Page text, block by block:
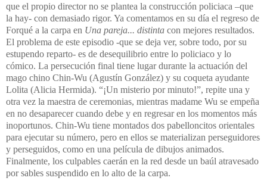
que el propio director no se plantea la construcción policiaca –que
la hay- con demasiado rigor. Ya comentamos en su día el regreso de
Forqué a la carpa en Una pareja... distinta con mejores resultados.
El problema de este episodio -que se deja ver, sobre todo, por su
estupendo reparto- es de desequilibrio entre lo policiaco y lo
cómico. La persecución final tiene lugar durante la actuación del
mago chino Chin-Wu (Agustín González) y su coqueta ayudante
Lolita (Alicia Hermida). “¡Un misterio por minuto!”, repite una y
otra vez la maestra de ceremonias, mientras madame Wu se empeña
en no desaparecer cuando debe y en regresar en los momentos más
inoportunos. Chin-Wu tiene montados dos pabelloncitos orientales
para ejecutar su número, pero en ellos se materializan perseguidores
y perseguidos, como en una película de dibujos animados.
Finalmente, los culpables caerán en la red desde un baúl atravesado
por sables suspendido en lo alto de la carpa.